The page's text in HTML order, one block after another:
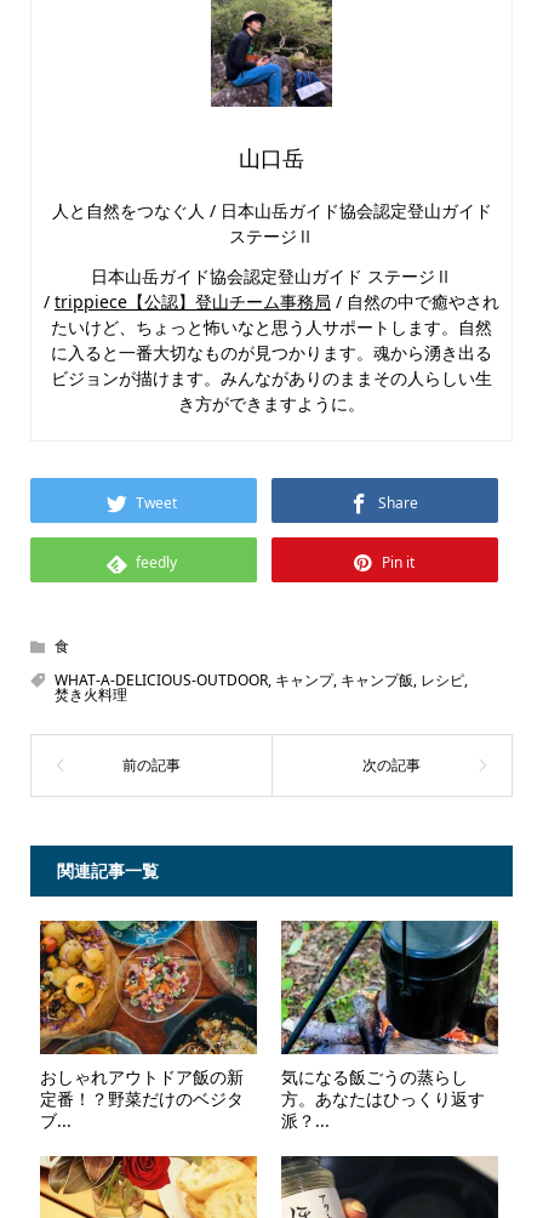
山口岳
人と自然をつなぐ人 / 日本山岳ガイド協会認定登山ガイド
ステージⅡ
日本山岳ガイド協会認定登山ガイド ステージⅡ
/ trippiece【公認】登山チーム事務局 / 自然の中で癒やされ
たいけど、ちょっと怖いなと思う人サポートします。自然
に入ると一番大切なものが見つかります。魂から湧き出る
ビジョンが描けます。みんながありのままその人らしい生
き方ができますように。
Tweet Share
feedly Pin it
食
WHAT-A-DELICIOUS-OUTDOOR, キャンプ, キャンプ飯, レシピ,
焚き火料理
関連記事一覧
おしゃれアウトドア飯の新
定番！？野菜だけのベジタ
ブ...
気になる飯ごうの蒸らし
方。あなたはひっくり返す
派？...